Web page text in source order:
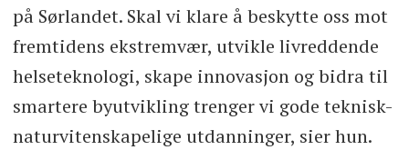
på Sørlandet. Skal vi klare å beskytte oss mot
fremtidens ekstremvær, utvikle livreddende
helseteknologi, skape innovasjon og bidra til
smartere byutvikling trenger vi gode teknisk-
naturvitenskapelige utdanninger, sier hun.